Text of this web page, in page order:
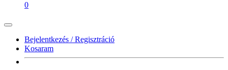
0
Bejelentkezés / Regisztráció
Kosaram